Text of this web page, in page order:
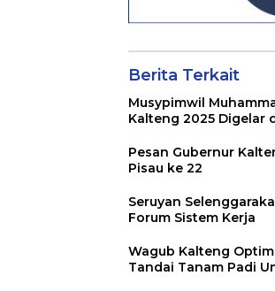
Berita Terkait
Musypimwil
Kalteng 2025 Digelar
Pesan Gubernur
Pisau ke 22
Seruyan
Forum Sistem Kerja
Wagub Kalteng
Tandai Tanam Padi